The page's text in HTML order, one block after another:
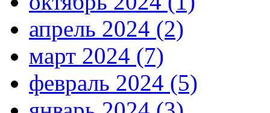
апрель 2024 (2)
март 2024 (7)
февраль 2024 (5)